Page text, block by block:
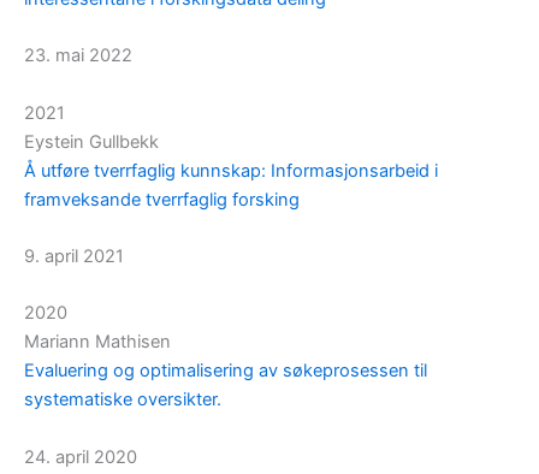
23. mai 2022
2021
Eystein Gullbekk
Å utføre tverrfaglig kunnskap: Informasjonsarbeid i
framveksande tverrfaglig forsking
9. april 2021
2020
Mariann Mathisen
Evaluering og optimalisering av søkeprosessen til
systematiske oversikter.
24. april 2020